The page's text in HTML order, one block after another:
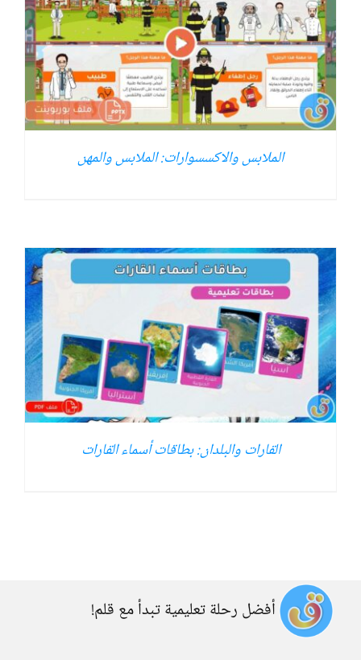
الملابس والاكسسوارات: الملابس والمهن
القارات والبلدان: بطاقات أسماء القارات
أفضل رحلة تعليمية تبدأ مع قلم!